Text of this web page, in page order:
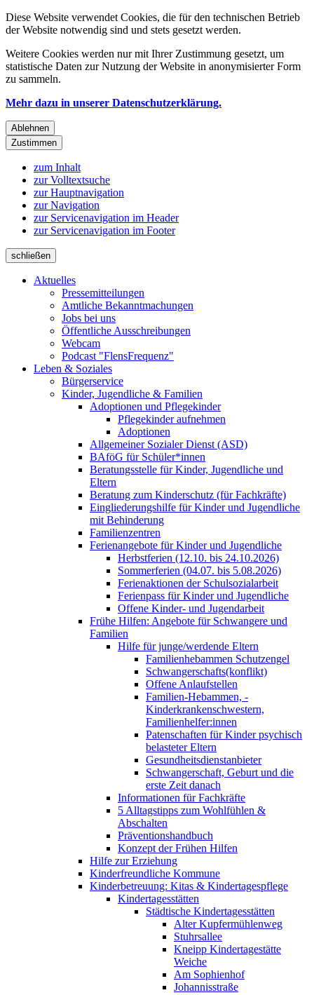
Diese Website verwendet Cookies, die für den technischen Betrieb
der Website notwendig sind und stets gesetzt werden.
Weitere Cookies werden nur mit Ihrer Zustimmung gesetzt, um
statistische Daten zur Nutzung der Website in anonymisierter Form
zu sammeln.
Mehr dazu in unserer Datenschutzerklärung.
Ablehnen
Zustimmen
zum Inhalt
zur Volltextsuche
zur Hauptnavigation
zur Navigation
zur Servicenavigation im Header
zur Servicenavigation im Footer
schließen
Aktuelles
Pressemitteilungen
Amtliche Bekanntmachungen
Jobs bei uns
Öffentliche Ausschreibungen
Webcam
Podcast "FlensFrequenz"
Leben & Soziales
Bürgerservice
Kinder, Jugendliche & Familien
Adoptionen und Pflegekinder
Pflegekinder aufnehmen
Adoptionen
Allgemeiner Sozialer Dienst (ASD)
BAföG für Schüler*innen
Beratungsstelle für Kinder, Jugendliche und
Eltern
Beratung zum Kinderschutz (für Fachkräfte)
Eingliederungshilfe für Kinder und Jugendliche
mit Behinderung
Familienzentren
Ferienangebote für Kinder und Jugendliche
Herbstferien (12.10. bis 24.10.2026)
Sommerferien (04.07. bis 5.08.2026)
Ferienaktionen der Schulsozialarbeit
Ferienpass für Kinder und Jugendliche
Offene Kinder- und Jugendarbeit
Frühe Hilfen: Angebote für Schwangere und
Familien
Hilfe für junge/werdende Eltern
Familienhebammen Schutzengel
Schwangerschafts(konflikt)
Offene Anlaufstellen
Familien-Hebammen, -
Kinderkrankenschwestern,
Familienhelfer:innen
Patenschaften für Kinder psychisch
belasteter Eltern
Gesundheitsdienstanbieter
Schwangerschaft, Geburt und die
erste Zeit danach
Informationen für Fachkräfte
5 Alltagstipps zum Wohlfühlen &
Abschalten
Präventionshandbuch
Konzept der Frühen Hilfen
Hilfe zur Erziehung
Kinderfreundliche Kommune
Kinderbetreuung: Kitas & Kindertagespflege
Kindertagesstätten
Städtische Kindertagesstätten
Alter Kupfermühlenweg
Stuhrsallee
Kneipp Kindertagestätte
Weiche
Am Sophienhof
Johannisstraße